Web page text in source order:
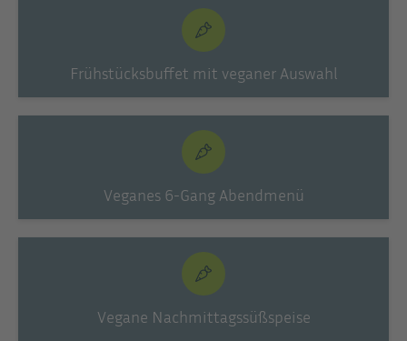
Frühstücksbuffet mit veganer Auswahl
Veganes 6-Gang Abendmenü
Vegane Nachmittagssüßspeise